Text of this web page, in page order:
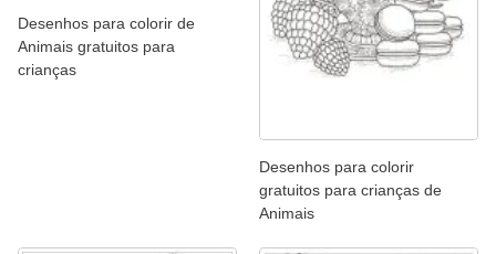
Desenhos para colorir de
Animais gratuitos para
crianças
Desenhos para colorir
gratuitos para crianças de
Animais